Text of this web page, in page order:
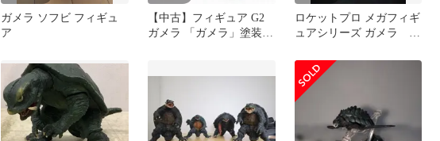
ガメラ ソフビ フィギュ
ア
【中古】フィギュア G2
ガメラ 「ガメラ」塗装済
ロケットプロ メガフィギ
ュアシリーズ ガメラ メ